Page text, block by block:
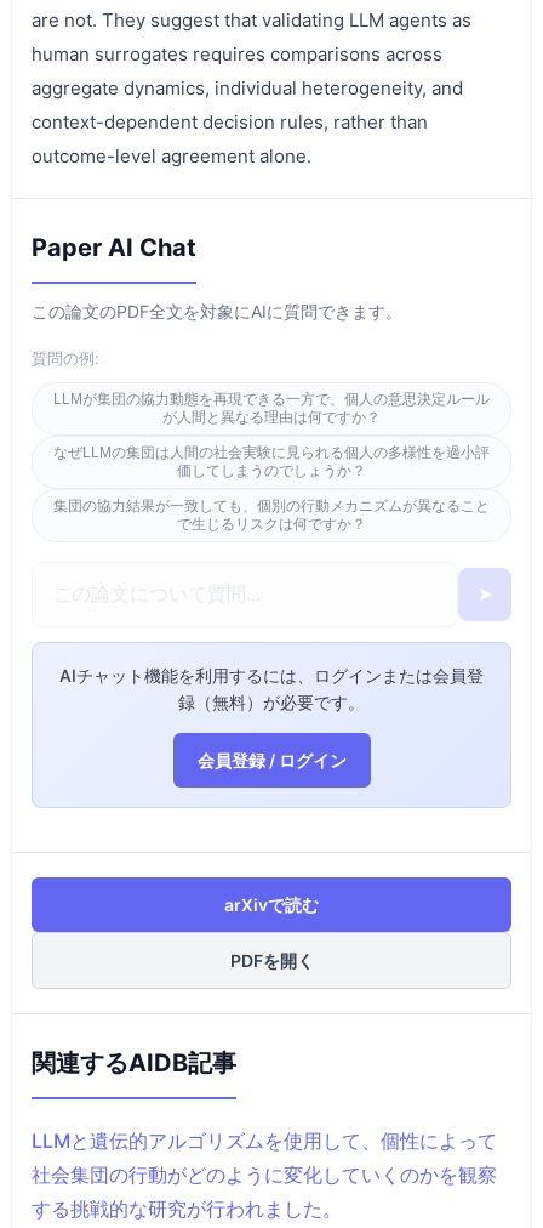
are not. They suggest that validating LLM agents as
human surrogates requires comparisons across
aggregate dynamics, individual heterogeneity, and
context-dependent decision rules, rather than
outcome-level agreement alone.
Paper AI Chat
この論文のPDF全文を対象にAIに質問できます。
質問の例:
LLMが集団の協力動態を再現できる一方で、個人の意思決定ルール
が人間と異なる理由は何ですか？
なぜLLMの集団は人間の社会実験に見られる個人の多様性を過小評
価してしまうのでしょうか？
集団の協力結果が一致しても、個別の行動メカニズムが異なること
で生じるリスクは何ですか？
➤
AIチャット機能を利用するには、ログインまたは会員登
録（無料）が必要です。
会員登録 / ログイン
arXivで読む
PDFを開く
関連するAIDB記事
LLMと遺伝的アルゴリズムを使用して、個性によって
社会集団の行動がどのように変化していくのかを観察
する挑戦的な研究が行われました。